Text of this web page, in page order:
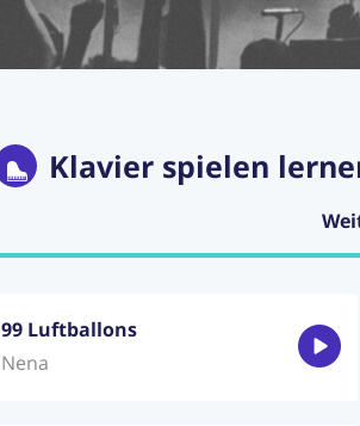
Klavier spielen
99 Luftballons
Nena